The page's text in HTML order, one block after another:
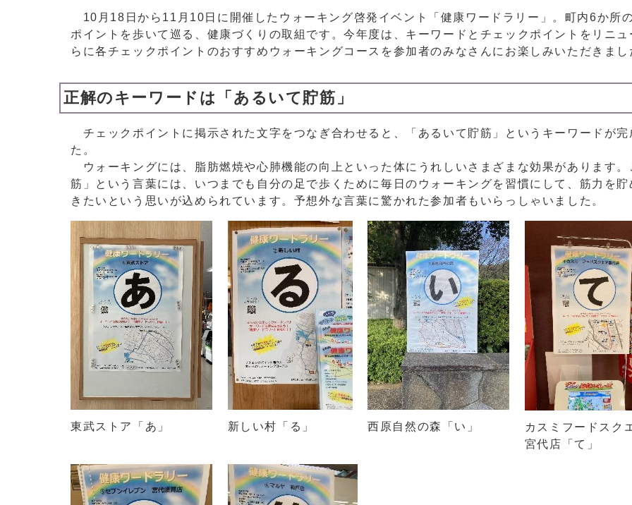
10月18日から11月10日に開催したウォーキング啓発イベント「健康ワードラリー」。町内6か所
ポイントを歩いて巡る、健康づくりの取組です。今年度は、キーワードとチェックポイントをリニ
らに各チェックポイントのおすすめウォーキングコースを参加者のみなさんにお楽しみいただきまし
正解のキーワードは「あるいて貯筋」
チェックポイントに掲示された文字をつなぎ合わせると、「あるいて貯筋」というキーワードが完
た。
ウォーキングには、脂肪燃焼や心肺機能の向上といった体にうれしいさまざまな効果があります。
筋」という言葉には、いつまでも自分の足で歩くために毎日のウォーキングを習慣にして、筋力を
きたいという思いが込められています。予想外な言葉に驚かれた参加者もいらっしゃいました。
東武ストア「あ」 新しい村「る」 西原自然の森「い」
カスミフードスク
宮代店「て」